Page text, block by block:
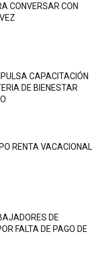
CONVERSAR CON
CAPACITACIÓN
DE BIENESTAR
RENTA VACACIONAL
DE
FALTA DE PAGO DE